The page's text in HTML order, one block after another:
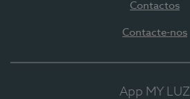
Contactos
Contacte-nos
App MY LUZ